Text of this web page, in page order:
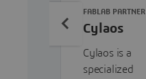
Cylaos
Cylaos is a
specialized
FABLAB PARTNER